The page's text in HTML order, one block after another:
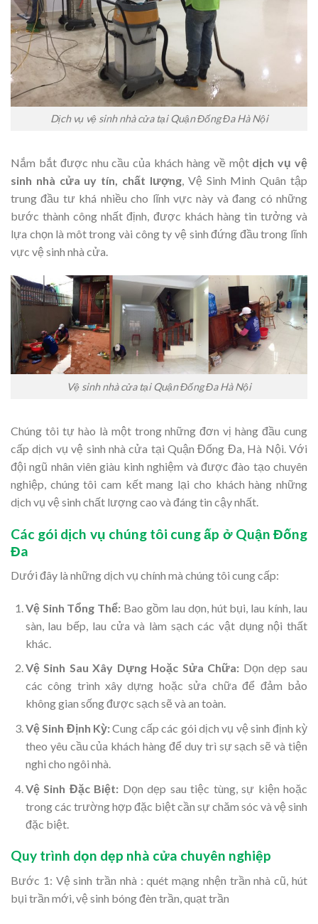
Dịch vụ vệ sinh nhà cửa tại Quận Đống Đa Hà Nội
Nắm bắt được nhu cầu của khách hàng về một dịch vụ vệ
sinh nhà cửa uy tín, chất lượng, Vệ Sinh Minh Quân tập
trung đầu tư khá nhiều cho lĩnh vực này và đang có những
bước thành công nhất định, được khách hàng tin tưởng và
lựa chọn là môt trong vài công ty vệ sinh đứng đầu trong lĩnh
vực vệ sinh nhà cửa.
Vệ sinh nhà cửa tại Quận Đống Đa Hà Nội
Chúng tôi tự hào là một trong những đơn vị hàng đầu cung
cấp dịch vụ vệ sinh nhà cửa tại Quận Đống Đa, Hà Nội. Với
đội ngũ nhân viên giàu kinh nghiệm và được đào tạo chuyên
nghiệp, chúng tôi cam kết mang lại cho khách hàng những
dịch vụ vệ sinh chất lượng cao và đáng tin cậy nhất.
Các gói dịch vụ chúng tôi cung ấp ở Quận Đống
Đa
Dưới đây là những dịch vụ chính mà chúng tôi cung cấp:
Vệ Sinh Tổng Thể: Bao gồm lau dọn, hút bụi, lau kính, lau
sàn, lau bếp, lau cửa và làm sạch các vật dụng nội thất
khác.
Vệ Sinh Sau Xây Dựng Hoặc Sửa Chữa: Dọn dẹp sau
các công trình xây dựng hoặc sửa chữa để đảm bảo
không gian sống được sạch sẽ và an toàn.
Vệ Sinh Định Kỳ:Cung cấp các gói dịch vụ vệ sinh định kỳ
theo yêu cầu của khách hàng để duy trì sự sạch sẽ và tiện
nghi cho ngôi nhà.
Vệ Sinh Đặc Biệt: Dọn dẹp sau tiệc tùng, sự kiện hoặc
trong các trường hợp đặc biệt cần sự chăm sóc và vệ sinh
đặc biệt.
Quy trình dọn dẹp nhà cửa chuyên nghiệp
Bước 1: Vệ sinh trần nhà : quét mạng nhện trần nhà cũ, hút
bụi trần mới, vệ sinh bóng đèn trần, quạt trần